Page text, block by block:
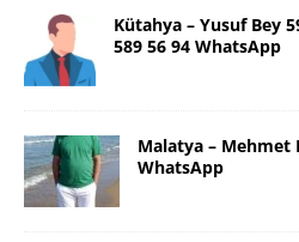
Kütahya – Yusuf Bey
589 56 94 WhatsApp
Malatya – Mehmet
WhatsApp